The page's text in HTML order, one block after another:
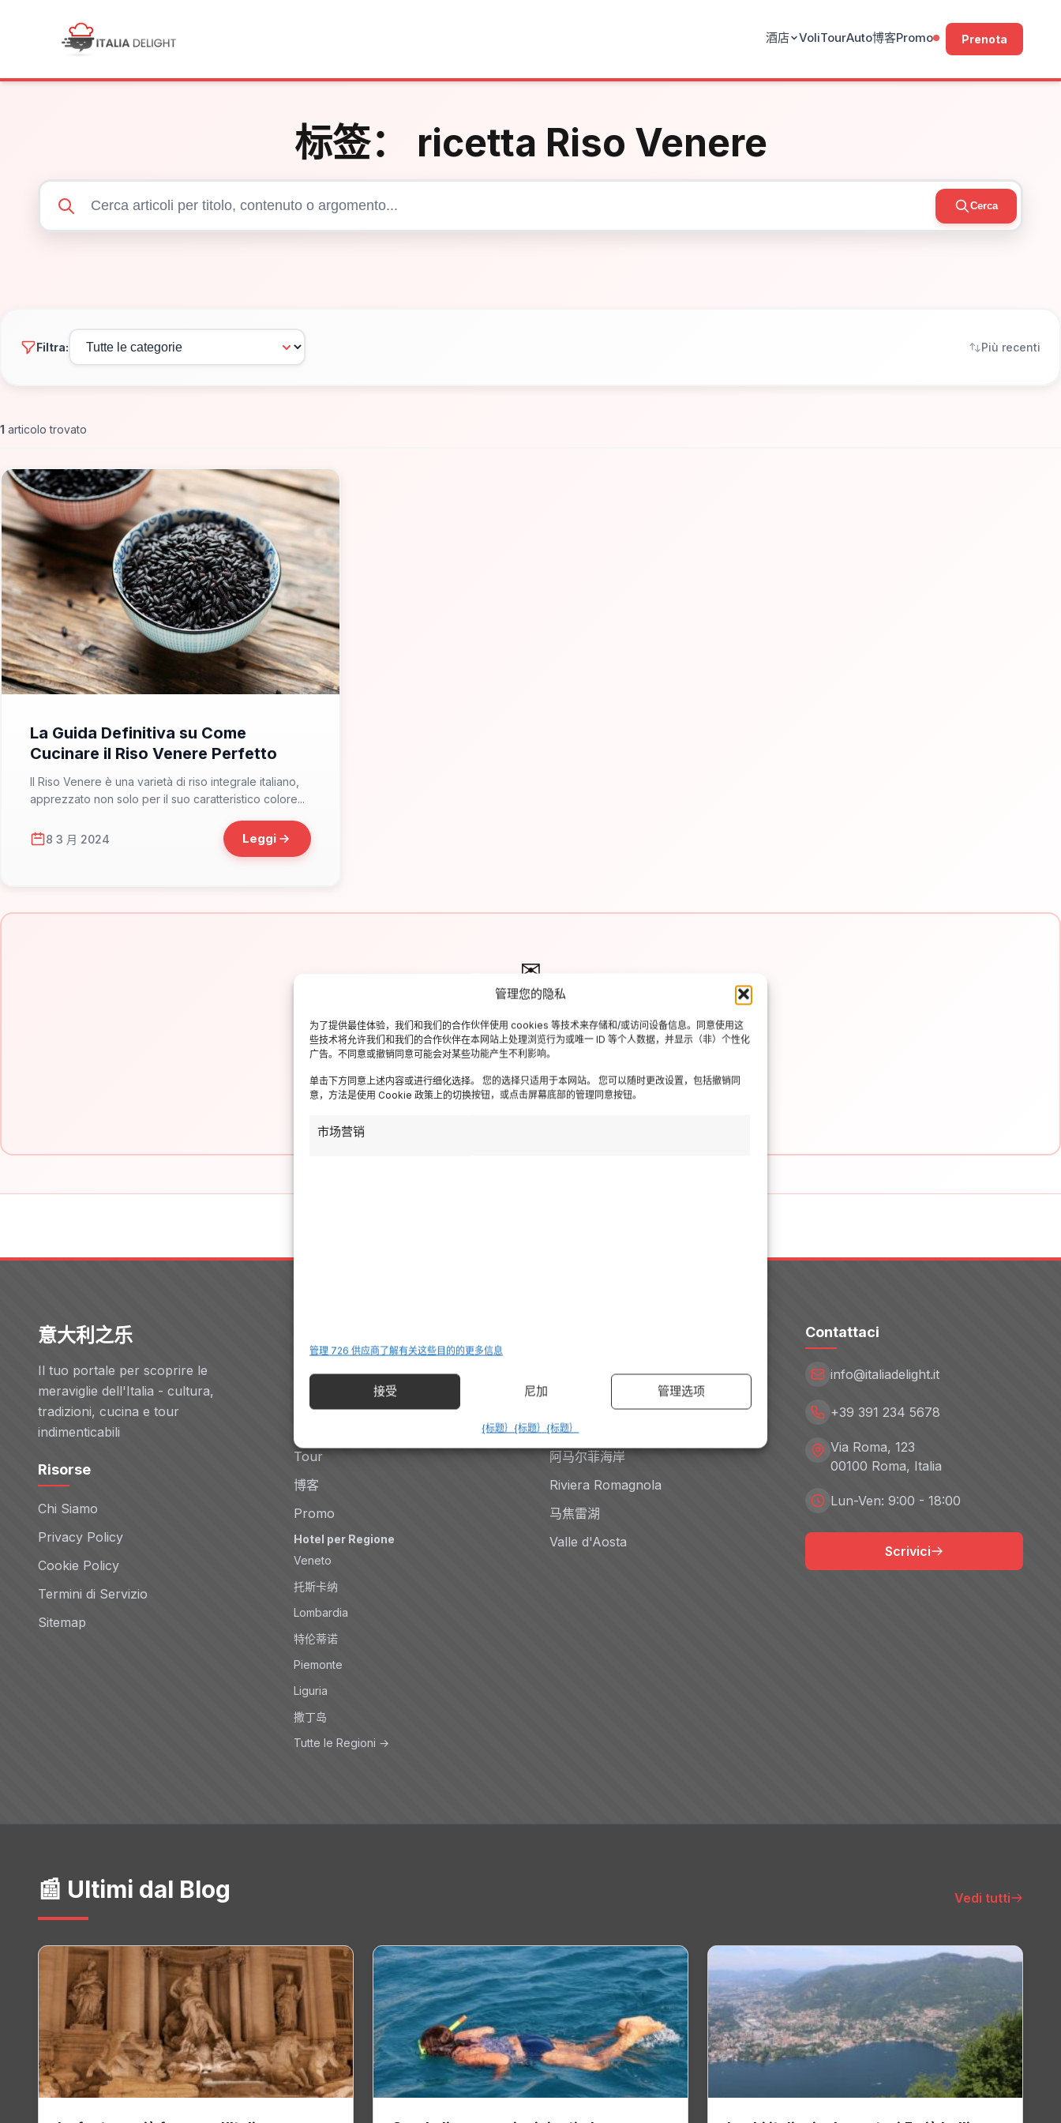
管理您的隐私
为了提供最佳体验，我们和我们的合作伙伴使用 cookies 等技术来存储和/或访问设备信息。同意使用这
些技术将允许我们和我们的合作伙伴在本网站上处理浏览行为或唯一 ID 等个人数据，并显示（非）个性化
广告。不同意或撤销同意可能会对某些功能产生不利影响。
单击下方同意上述内容或进行细化选择。 您的选择只适用于本网站。 您可以随时更改设置，包括撤销同
意，方法是使用 Cookie 政策上的切换按钮，或点击屏幕底部的管理同意按钮。
市场营销
管理 726 供应商了解有关这些目的的更多信息
接受 尼加 管理选项
{标题｝{标题｝{标题｝
酒店 VoliTourAuto博客Promo Prenota
标签： ricetta Riso Venere
Cerca
Filtra: Più recenti
1 articolo trovato
La Guida Definitiva su Come
Cucinare il Riso Venere Perfetto
Il Riso Venere è una varietà di riso integrale italiano,
apprezzato non solo per il suo caratteristico colore...
8 3 月 2024 Leggi
✉
Iscriviti alla newsletter per ricevere guide di viaggio, offerte esclusive e
ispirazioni settimanali
意大利之乐
Il tuo portale per scoprire le
meraviglie dell'Italia - cultura,
tradizioni, cucina e tour
indimenticabili
Risorse
Chi Siamo
Privacy Policy
Cookie Policy
Termini di Servizio
Sitemap
酒店
Tour
博客
Promo
Hotel per Regione
Veneto
托斯卡纳
Lombardia
特伦蒂诺
Piemonte
Liguria
撒丁岛
Tutte le Regioni →
科莫湖
阿马尔菲海岸
Riviera Romagnola
马焦雷湖
Valle d'Aosta
Contattaci
info@italiadelight.it
+39 391 234 5678
Via Roma, 123
00100 Roma, Italia
Lun-Ven: 9:00 - 18:00
Scrivici
📰 Ultimi dal Blog Vedi tutti